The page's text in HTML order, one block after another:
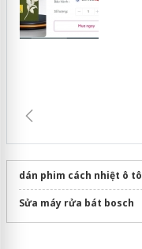
dán phim cách nhiệt ô tô
Sửa máy rửa bát bosch